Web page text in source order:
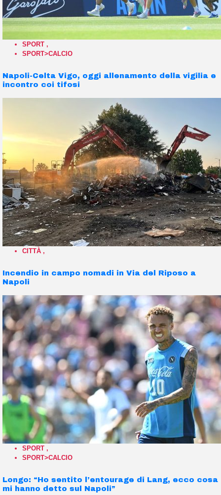
SPORT ,
SPORT>CALCIO
Napoli-Celta Vigo, oggi allenamento della vigilia e
incontro coi tifosi
CITTÀ ,
Incendio in campo nomadi in Via del Riposo a
Napoli
SPORT ,
SPORT>CALCIO
Longo: “Ho sentito l’entourage di Lang, ecco cosa
mi hanno detto sul Napoli”